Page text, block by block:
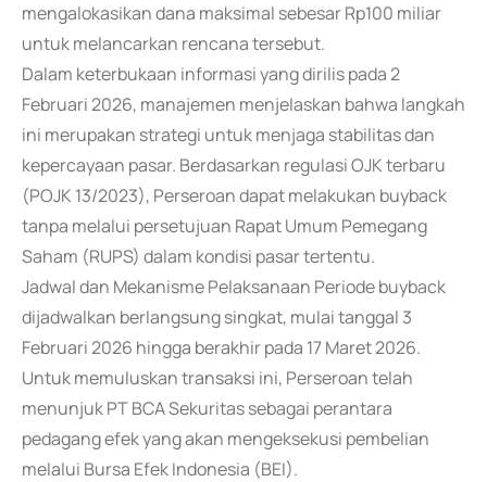
mengalokasikan dana maksimal sebesar Rp100 miliar
untuk melancarkan rencana tersebut.
Dalam keterbukaan informasi yang dirilis pada 2
Februari 2026, manajemen menjelaskan bahwa langkah
ini merupakan strategi untuk menjaga stabilitas dan
kepercayaan pasar. Berdasarkan regulasi OJK terbaru
(POJK 13/2023), Perseroan dapat melakukan buyback
tanpa melalui persetujuan Rapat Umum Pemegang
Saham (RUPS) dalam kondisi pasar tertentu.
Jadwal dan Mekanisme Pelaksanaan Periode buyback
dijadwalkan berlangsung singkat, mulai tanggal 3
Februari 2026 hingga berakhir pada 17 Maret 2026.
Untuk memuluskan transaksi ini, Perseroan telah
menunjuk PT BCA Sekuritas sebagai perantara
pedagang efek yang akan mengeksekusi pembelian
melalui Bursa Efek Indonesia (BEI).